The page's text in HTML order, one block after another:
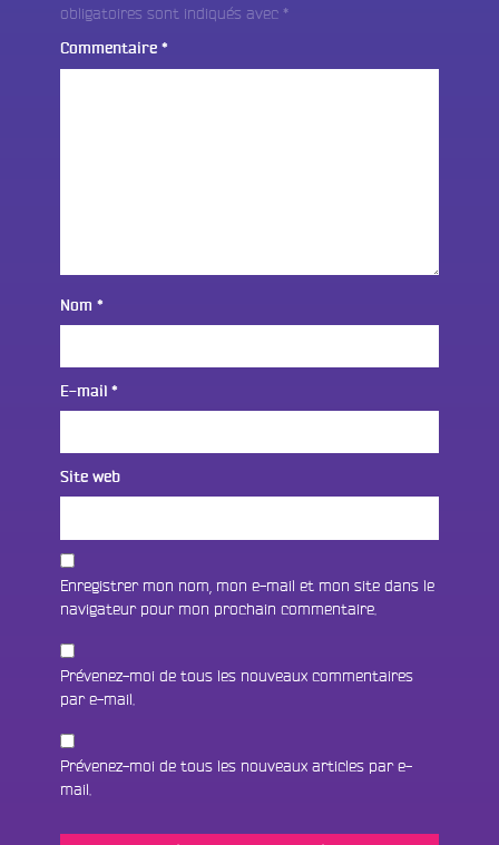
obligatoires sont indiqués avec *
Commentaire *
Nom *
E-mail *
Site web
Enregistrer mon nom, mon e-mail et mon site dans le
navigateur pour mon prochain commentaire.
Prévenez-moi de tous les nouveaux commentaires
par e-mail.
Prévenez-moi de tous les nouveaux articles par e-
mail.